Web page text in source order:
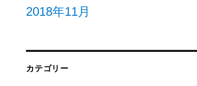
2018年11月
カテゴリー